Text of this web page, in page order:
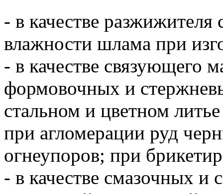
- в качестве
влажности шлама при
- в качестве связующего
формовочных и
стальном и цветном литье
при агломерации руд
огнеупоров; при
- в качестве смазочных